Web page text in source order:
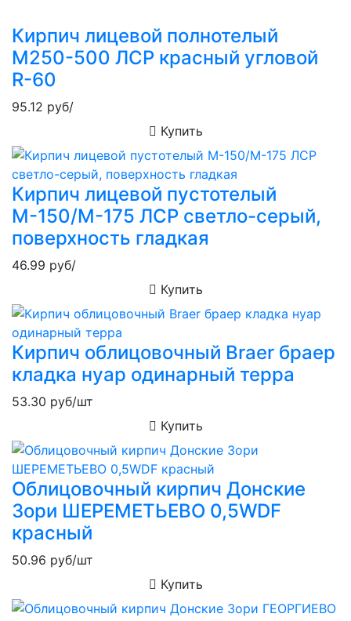
Кирпич лицевой полнотелый
М250-500 ЛСР красный угловой
R-60
95.12 руб/
Купить
Кирпич лицевой пустотелый
М-150/М-175 ЛСР светло-серый,
поверхность гладкая
46.99 руб/
Купить
Кирпич облицовочный Braer браер
кладка нуар одинарный терра
53.30 руб/шт
Купить
Облицовочный кирпич Донские
Зори ШЕРЕМЕТЬЕВО 0,5WDF
красный
50.96 руб/шт
Купить